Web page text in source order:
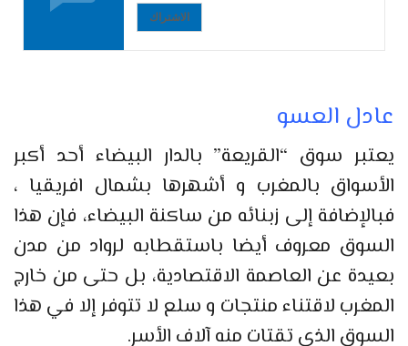
الاشتراك
عادل العسو
يعتبر سوق “القريعة” بالدار البيضاء أحد أكبر
الأسواق بالمغرب و أشهرها بشمال افريقيا ،
فبالإضافة إلى زبنائه من ساكنة البيضاء، فإن هذا
السوق معروف أيضا باستقطابه لرواد من مدن
بعيدة عن العاصمة الاقتصادية، بل حتى من خارج
المغرب لاقتناء منتجات و سلع لا تتوفر إلا في هذا
السوق الذي تقتات منه آلاف الأسر.